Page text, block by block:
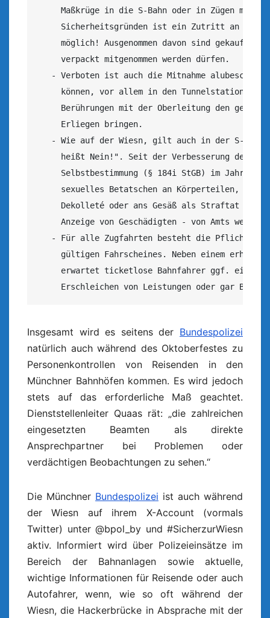
Maßkrüge in die S-Bahn oder in Zügen
Sicherheitsgründen ist ein Zutritt an
möglich! Ausgenommen davon sind gekaufte
     verpackt mitgenommen werden dürfen.
- Verboten ist auch die Mitnahme
können, vor allem in den Tunnelstationen
Berührungen mit der Oberleitung den
     Erliegen bringen.
- Wie auf der Wiesn, gilt auch in der S-
heißt Nein!". Seit der Verbesserung des
Selbstbestimmung (§ 184i StGB) im Jahre
sexuelles Betatschen an Körperteilen,
Dekolleté oder ans Gesäß als Straftat und
Anzeige von Geschädigten - von Amts wegen
- Für alle Zugfahrten besteht die Pflicht
gültigen Fahrscheines. Neben einem
erwartet ticketlose Bahnfahrer ggf. eine
Erschleichen von Leistungen oder gar
Insgesamt wird es seitens der Bundespolizei
natürlich auch während des Oktoberfestes zu
Personenkontrollen von Reisenden in den
Münchner Bahnhöfen kommen. Es wird jedoch
stets auf das erforderliche Maß geachtet.
Dienststellenleiter Quaas rät: „die zahlreichen
eingesetzten Beamten als direkte
Ansprechpartner bei Problemen oder
verdächtigen Beobachtungen zu sehen.“
Die Münchner Bundespolizei ist auch während
der Wiesn auf ihrem X-Account (vormals
Twitter) unter @bpol_by und #SicherzurWiesn
aktiv. Informiert wird über Polizeieinsätze im
Bereich der Bahnanlagen sowie aktuelle,
wichtige Informationen für Reisende oder auch
Autofahrer, wenn, wie so oft während der
Wiesn, die Hackerbrücke in Absprache mit der